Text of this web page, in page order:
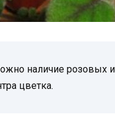
наличие розовых
цветка.